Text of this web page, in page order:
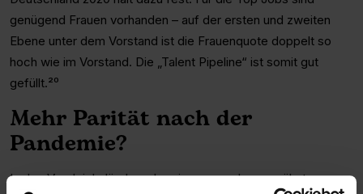
genügend Frauen vorhanden – auf der ersten und zweiten
Ebene unter dem Vorstand ist die Frauenquote doppelt so
hoch wie im Vorstand. Die „Talent Pipeline“ ist somit gut
gefüllt.²⁰
Mehr Parität nach der
Pandemie?
In den Vergleichsländern der eingangs schon erwähnten